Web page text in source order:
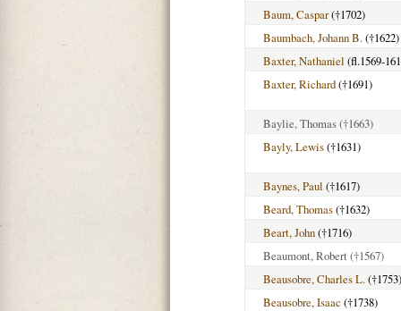
Baum, Caspar(†1702)
Baumbach, Johann B.(†1622)
Baxter, Nathaniel (fl.1569-
Baxter, Richard(†1691)
Baylie, Thomas(†1663)
Bayly, Lewis(†1631)
Baynes, Paul (†1617)
Beard, Thomas(†1632)
Beart, John(†1716)
Beaumont, Robert(†1567)
Beausobre, Charles L.(†1753)
Beausobre, Isaac (†1738)